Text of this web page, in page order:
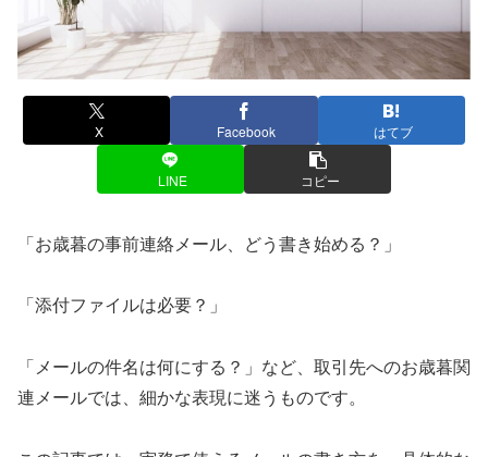
X Facebook はてブ
LINE コピー
「お歳暮の事前連絡メール、どう書き始める？」
「添付ファイルは必要？」
「メールの件名は何にする？」など、取引先へのお歳暮関
連メールでは、細かな表現に迷うものです。